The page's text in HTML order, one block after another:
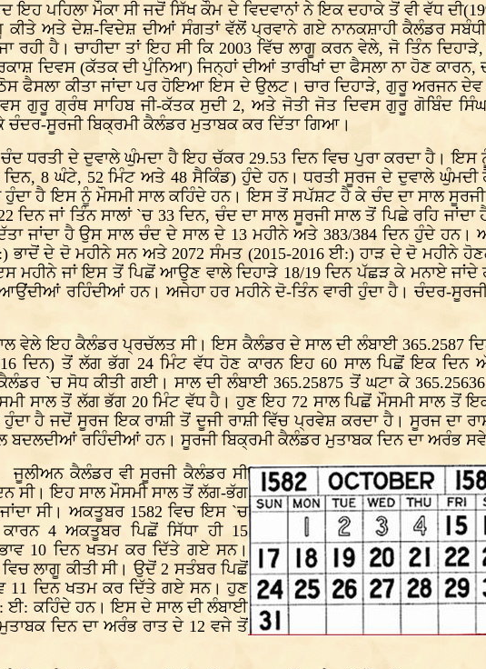
ਇਹ ਪਹਿਲਾ ਮੌਕਾ ਸੀ ਜਦੋਂ ਸਿੱਖ ਕੌਮ ਦੇ ਵਿਦਵਾਨਾਂ ਨੇ ਇਕ ਦਹਾਕੇ ਤੋਂ ਵੀ ਵੱਧ
ਕੀਤੇ ਅਤੇ ਦੇਸ਼-ਵਿਦੇਸ਼ ਦੀਆਂ ਸੰਗਤਾਂ ਵੱਲੋਂ ਪ੍ਰਵਾਨੇ ਗਏ ਨਾਨਕਸ਼ਾਹੀ ਕੈਲੰਡਰ
ਰਹੀ ਹੈ। ਚਾਹੀਦਾ ਤਾਂ ਇਹ ਸੀ ਕਿ 2003 ਵਿੱਚ ਲਾਗੂ ਕਰਨ ਵੇਲੇ, ਜੋ ਤਿੰਨ
ਦਿਵਸ (ਕੱਤਕ ਦੀ ਪੁੰਨਿਆ) ਜਿਨ੍ਹਾਂ ਦੀਆਂ ਤਾਰੀਖਾਂ ਦਾ ਫੈਸਲਾ ਨਾ ਹੋਣ
ਫੈਸਲਾ ਕੀਤਾ ਜਾਂਦਾ ਪਰ ਹੋਇਆ ਇਸ ਦੇ ਉਲਟ। ਚਾਰ ਦਿਹਾੜੇ, ਗੁਰੂ ਅਰਜਨ ਦੇਵ
ਗੁਰੂ ਗ੍ਰੰਥ ਸਾਹਿਬ ਜੀ-ਕੱਤਕ ਸੁਦੀ 2, ਅਤੇ ਜੋਤੀ ਜੋਤ ਦਿਵਸ ਗੁਰੂ ਗੋਬਿੰਦ ਸਿੰਘ
ਸੂਰਜੀ ਬਿਕ੍ਰਮੀ ਕੈਲੰਡਰ ਮੁਤਾਬਕ ਕਰ ਦਿੱਤਾ ਗਿਆ।
ਧਰਤੀ ਦੇ ਦੁਵਾਲੇ ਘੁੰਮਦਾ ਹੈ ਇਹ ਚੱਕਰ 29.53 ਦਿਨ ਵਿਚ ਪੁਰਾ ਕਰਦਾ ਹੈ। ਇਸ
ਦਿਨ, 8 ਘੰਟੇ, 52 ਮਿੰਟ ਅਤੇ 48 ਸੈਕਿੰਡ) ਹੁੰਦੇ ਹਨ। ਧਰਤੀ ਸੂਰਜ ਦੇ ਦੁਵਾਲੇ
ਹੁੰਦਾ ਹੈ ਇਸ ਨੂੰ ਮੌਸਮੀ ਸਾਲ ਕਹਿੰਦੇ ਹਨ। ਇਸ ਤੋਂ ਸਪੱਸ਼ਟ ਹੈ ਕੇ ਚੰਦ ਦਾ ਸਾਲ
ਦਿਨ ਜਾਂ ਤਿੰਨ ਸਾਲਾਂ `ਚ 33 ਦਿਨ, ਚੰਦ ਦਾ ਸਾਲ ਸੂਰਜੀ ਸਾਲ ਤੋਂ ਪਿਛੇ ਰਹਿ
ਜਾਂਦਾ ਹੈ ਉਸ ਸਾਲ ਚੰਦ ਦੇ ਸਾਲ ਦੇ 13 ਮਹੀਨੇ ਅਤੇ 383/384 ਦਿਨ ਹੁੰਦੇ ਹਨ।
ਭਾਦੋਂ ਦੇ ਦੋ ਮਹੀਨੇ ਸਨ ਅਤੇ 2072 ਸੰਮਤ (2015-2016 ਈ:) ਹਾੜ ਦੇ ਦੋ ਮਹੀਨੇ
ਮਹੀਨੇ ਜਾਂ ਇਸ ਤੋਂ ਪਿਛੋਂ ਆਉਣ ਵਾਲੇ ਦਿਹਾੜੇ 18/19 ਦਿਨ ਪੱਛੜ ਕੇ ਮਨਾਏ
ਰਹਿੰਦੀਆਂ ਹਨ। ਅਜੇਹਾ ਹਰ ਮਹੀਨੇ ਦੋ-ਤਿੰਨ ਵਾਰੀ ਹੁੰਦਾ ਹੈ। ਚੰਦਰ-
ਵੇਲੇ ਇਹ ਕੈਲੰਡਰ ਪ੍ਰਚੱਲਤ ਸੀ। ਇਸ ਕੈਲੰਡਰ ਦੇ ਸਾਲ ਦੀ ਲੰਬਾਈ 365.2587
ਦਿਨ) ਤੋਂ ਲੱਗ ਭੱਗ 24 ਮਿੰਟ ਵੱਧ ਹੋਣ ਕਾਰਨ ਇਹ 60 ਸਾਲ ਪਿਛੋਂ ਇਕ ਦਿਨ
`ਚ ਸੋਧ ਕੀਤੀ ਗਈ। ਸਾਲ ਦੀ ਲੰਬਾਈ 365.25875 ਤੋਂ ਘਟਾ ਕੇ
ਸਾਲ ਤੋਂ ਲੱਗ ਭੱਗ 20 ਮਿੰਟ ਵੱਧ ਹੈ। ਹੁਣ ਇਹ 72 ਸਾਲ ਪਿਛੋਂ ਮੌਸਮੀ ਸਾਲ ਤੋਂ
ਹੈ ਜਦੋਂ ਸੂਰਜ ਇਕ ਰਾਸ਼ੀ ਤੋਂ ਦੂਜੀ ਰਾਸ਼ੀ ਵਿੱਚ ਪ੍ਰਵੇਸ਼ ਕਰਦਾ ਹੈ। ਸੂਰਜ ਦਾ
ਬਦਲਦੀਆਂ ਰਹਿੰਦੀਆਂ ਹਨ। ਸੂਰਜੀ ਬਿਕ੍ਰਮੀ ਕੈਲੰਡਰ ਮੁਤਾਬਕ ਦਿਨ ਦਾ ਅਰੰਭ
ਕੈਲੰਡਰ ਵੀ ਸੂਰਜੀ ਕੈਲੰਡਰ ਸੀ
ਸੀ। ਇਹ ਸਾਲ ਮੌਸਮੀ ਸਾਲ ਤੋਂ ਲੱਗ-ਭੱਗ
ਸੀ। ਅਕਤੂਬਰ 1582 ਵਿਚ ਇਸ `ਚ
4 ਅਕਤੂਬਰ ਪਿਛੋਂ ਸਿੱਧਾ ਹੀ 15
10 ਦਿਨ ਖਤਮ ਕਰ ਦਿੱਤੇ ਗਏ ਸਨ।
ਲਾਗੂ ਕੀਤੀ ਸੀ। ਉਦੋਂ 2 ਸਤੰਬਰ ਪਿਛੋਂ
11 ਦਿਨ ਖਤਮ ਕਰ ਦਿੱਤੇ ਗਏ ਸਨ। ਹੁਣ
ਈ: ਕਹਿੰਦੇ ਹਨ। ਇਸ ਦੇ ਸਾਲ ਦੀ ਲੰਬਾਈ
ਦਿਨ ਦਾ ਅਰੰਭ ਰਾਤ ਦੇ 12 ਵਜੇ ਤੋਂ